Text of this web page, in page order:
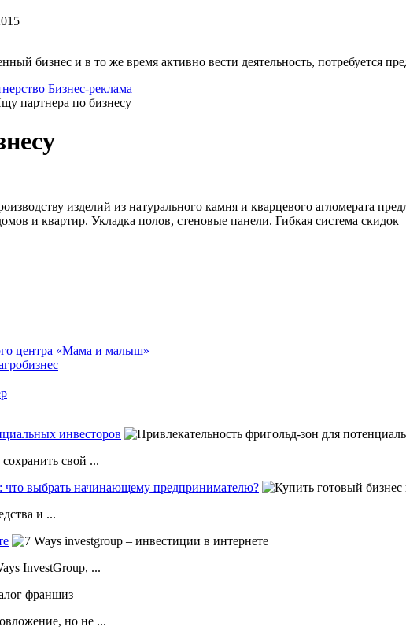
бизнес и в то же время активно вести деятельность, потребуется
Бизнес-реклама
партнера по бизнесу
изделий из натурального камня и кварцевого агломерата
и квартир. Укладка полов, стеновые панели. Гибкая система скидок
центра «Мама и малыш»
инвесторов
свой ...
что выбрать начинающему предпринимателю?
и ...
InvestGroup, ...
но не ...